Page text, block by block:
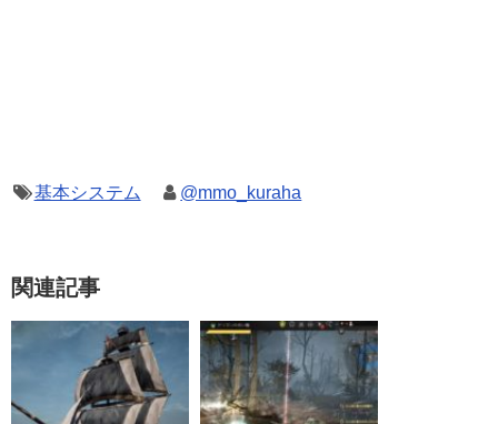
基本システム @mmo_kuraha
関連記事